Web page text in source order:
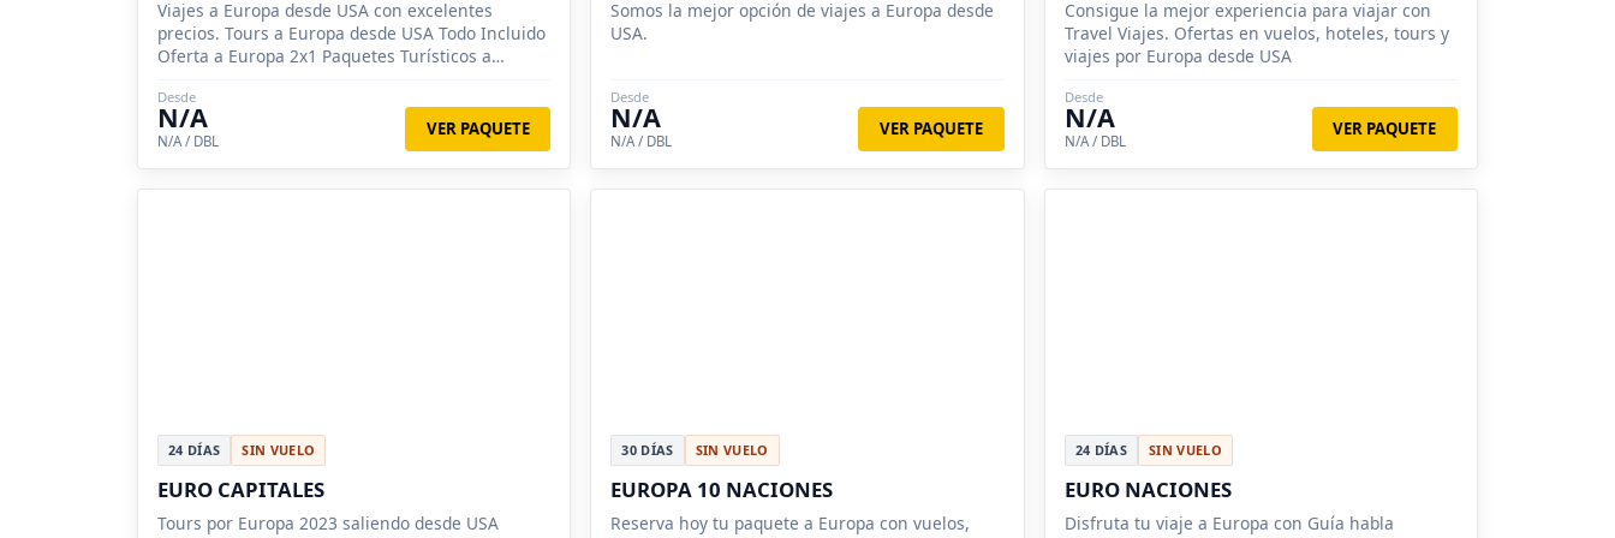
Viajes a Europa desde USA con excelentes
precios. Tours a Europa desde USA Todo Incluido
Oferta a Europa 2x1 Paquetes Turísticos a
Desde
N/A
N/A / DBL
VER PAQUETE
Somos la mejor opción de viajes a Europa desde
USA.
Desde
N/A
N/A / DBL
VER PAQUETE
Consigue la mejor experiencia para viajar con
Travel Viajes. Ofertas en vuelos, hoteles, tours y
viajes por Europa desde USA
Desde
N/A
N/A / DBL
VER PAQUETE
24 DÍAS SIN VUELO
EURO CAPITALES
Tours por Europa 2023 saliendo desde USA
30 DÍAS SIN VUELO
EUROPA 10 NACIONES
Reserva hoy tu paquete a Europa con vuelos,
24 DÍAS SIN VUELO
EURO NACIONES
Disfruta tu viaje a Europa con Guía habla